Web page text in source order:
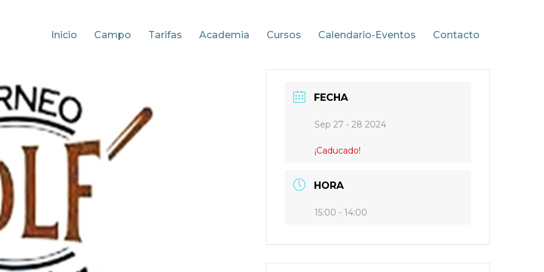
Inicio Campo Tarifas Academia Cursos Calendario-Eventos Contacto
FECHA
Sep 27 - 28 2024
¡Caducado!
HORA
15:00 - 14:00